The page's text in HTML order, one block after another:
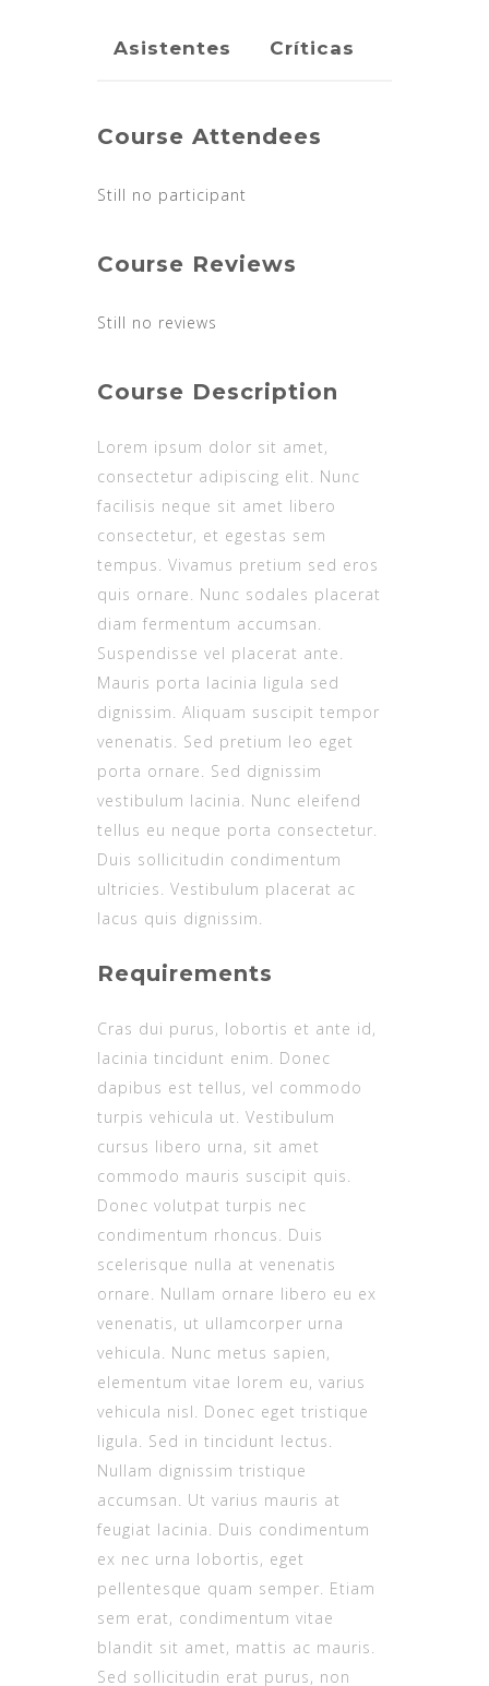
Asistentes Críticas
Course Attendees
Still no participant
Course Reviews
Still no reviews
Course Description
Lorem ipsum dolor sit amet,
consectetur adipiscing elit. Nunc
facilisis neque sit amet libero
consectetur, et egestas sem
tempus. Vivamus pretium sed eros
quis ornare. Nunc sodales placerat
diam fermentum accumsan.
Suspendisse vel placerat ante.
Mauris porta lacinia ligula sed
dignissim. Aliquam suscipit tempor
venenatis. Sed pretium leo eget
porta ornare. Sed dignissim
vestibulum lacinia. Nunc eleifend
tellus eu neque porta consectetur.
Duis sollicitudin condimentum
ultricies. Vestibulum placerat ac
lacus quis dignissim.
Requirements
Cras dui purus, lobortis et ante id,
lacinia tincidunt enim. Donec
dapibus est tellus, vel commodo
turpis vehicula ut. Vestibulum
cursus libero urna, sit amet
commodo mauris suscipit quis.
Donec volutpat turpis nec
condimentum rhoncus. Duis
scelerisque nulla at venenatis
ornare. Nullam ornare libero eu ex
venenatis, ut ullamcorper urna
vehicula. Nunc metus sapien,
elementum vitae lorem eu, varius
vehicula nisl. Donec eget tristique
ligula. Sed in tincidunt lectus.
Nullam dignissim tristique
accumsan. Ut varius mauris at
feugiat lacinia. Duis condimentum
ex nec urna lobortis, eget
pellentesque quam semper. Etiam
sem erat, condimentum vitae
blandit sit amet, mattis ac mauris.
Sed sollicitudin erat purus, non